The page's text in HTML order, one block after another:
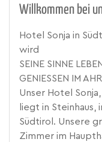
Willkommen bei
Hotel Sonja in
wird
SEINE SINNE
GENIESSEN IM
Unser Hotel
liegt in
Südtirol. Unsere
Zimmer im